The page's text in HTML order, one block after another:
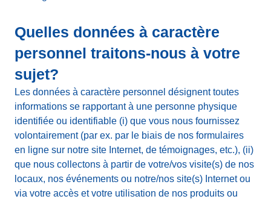
Quelles données à caractère
personnel traitons-nous à votre
sujet?
Les données à caractère personnel désignent toutes
informations se rapportant à une personne physique
identifiée ou identifiable (i) que vous nous fournissez
volontairement (par ex. par le biais de nos formulaires
en ligne sur notre site Internet, de témoignages, etc.), (ii)
que nous collectons à partir de votre/vos visite(s) de nos
locaux, nos événements ou notre/nos site(s) Internet ou
via votre accès et votre utilisation de nos produits ou